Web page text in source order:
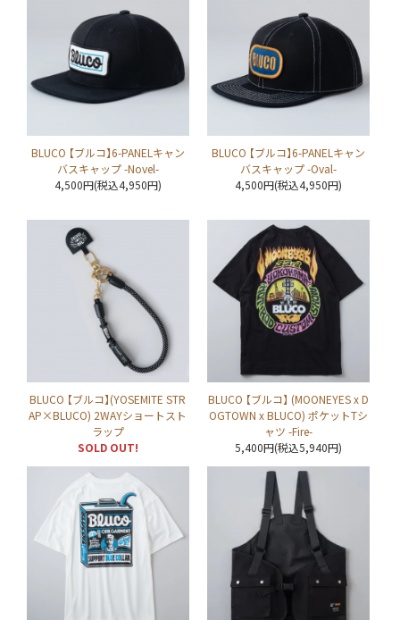
BLUCO 【ブルコ】6-PANELキャン
バスキャップ -Novel-
4,500円(税込4,950円)
BLUCO 【ブルコ】6-PANELキャン
バスキャップ -Oval-
4,500円(税込4,950円)
BLUCO 【ブルコ】(YOSEMITE STR
AP×BLUCO) 2WAYショートスト
ラップ
SOLD OUT!
BLUCO 【ブルコ】 (MOONEYES x D
OGTOWN x BLUCO) ポケットTシ
ャツ -Fire-
5,400円(税込5,940円)